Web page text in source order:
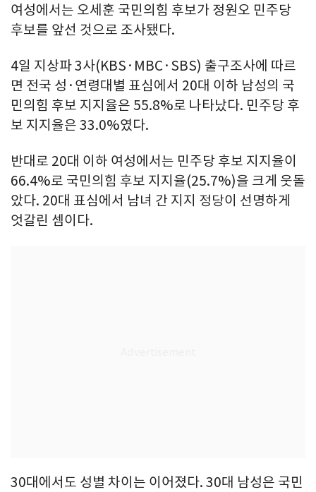
여성에서는 오세훈 국민의힘 후보가 정원오 민주당
후보를 앞선 것으로 조사됐다.
4일 지상파 3사(KBS·MBC·SBS) 출구조사에 따르
면 전국 성·연령대별 표심에서 20대 이하 남성의 국
민의힘 후보 지지율은 55.8%로 나타났다. 민주당 후
보 지지율은 33.0%였다.
반대로 20대 이하 여성에서는 민주당 후보 지지율이
66.4%로 국민의힘 후보 지지율(25.7%)을 크게 웃돌
았다. 20대 표심에서 남녀 간 지지 정당이 선명하게
엇갈린 셈이다.
30대에서도 성별 차이는 이어졌다. 30대 남성은 국민